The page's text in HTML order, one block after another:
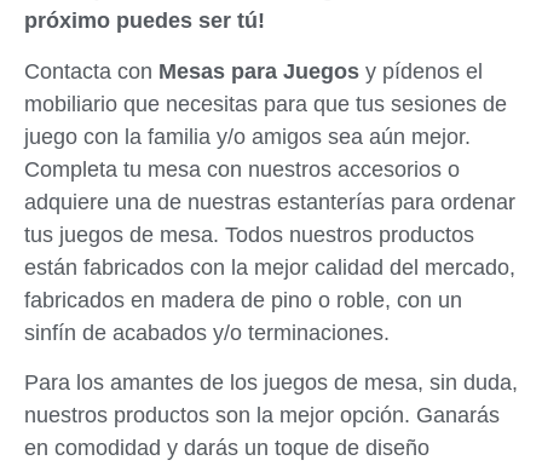
próximo puedes ser tú!
Contacta con Mesas para Juegos y pídenos el
mobiliario que necesitas para que tus sesiones de
juego con la familia y/o amigos sea aún mejor.
Completa tu mesa con nuestros accesorios o
adquiere una de nuestras estanterías para ordenar
tus juegos de mesa. Todos nuestros productos
están fabricados con la mejor calidad del mercado,
fabricados en madera de pino o roble, con un
sinfín de acabados y/o terminaciones.
Para los amantes de los juegos de mesa, sin duda,
nuestros productos son la mejor opción. Ganarás
en comodidad y darás un toque de diseño